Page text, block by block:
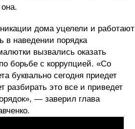
дома уцелели и работают
в наведении порядка
вызвались оказать
борьбе с коррупцией. «Со
буквально сегодня приедет
разбирать это все и приведет
— заверил глава